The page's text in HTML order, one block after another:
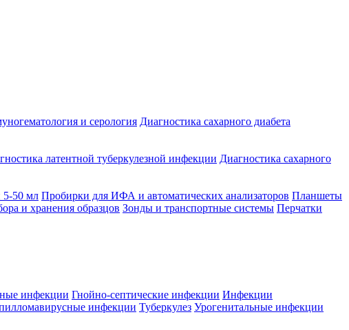
и серология Диагностика сахарного диабета
латентной туберкулезной инфекции Диагностика сахарного
5-50 мл Пробирки для ИФА и автоматических анализаторов Планшеты
и хранения образцов Зонды и транспортные системы Перчатки
инфекции Гнойно-септические инфекции Инфекции
инфекции Туберкулез Урогенитальные инфекции